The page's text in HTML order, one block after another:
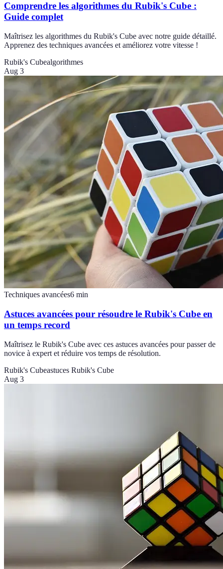
Comprendre les algorithmes du Rubik's Cube :
Guide complet
Maîtrisez les algorithmes du Rubik's Cube avec notre guide détaillé.
Apprenez des techniques avancées et améliorez votre vitesse !
Rubik's Cubealgorithmes
Aug 3
Techniques avancées6 min
Astuces avancées pour résoudre le Rubik's Cube en
un temps record
Maîtrisez le Rubik's Cube avec ces astuces avancées pour passer de
novice à expert et réduire vos temps de résolution.
Rubik's Cubeastuces Rubik's Cube
Aug 3